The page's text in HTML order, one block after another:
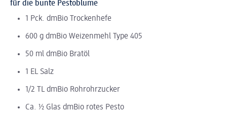
für die bunte Pestoblume
1 Pck. dmBio Trockenhefe
600 g dmBio Weizenmehl Type 405
50 ml dmBio Bratöl
1 EL Salz
1/2 TL dmBio Rohrohrzucker
Ca. ½ Glas dmBio rotes Pesto